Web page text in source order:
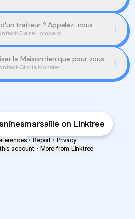
d'un traiteur ? Appelez-nous
·Claire Lombard
la Maison rien que pour vous ?
Ecrivez-nous
·Gloria Monnier
on Linktree
• Report • Privacy
account • More from Linktree